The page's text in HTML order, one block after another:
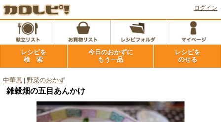
ログイン
レシピを
検 索
今日のおかずに
もう一品
レシピを
のせる
中華風 野菜のおかず
雑穀畑の五目あんかけ